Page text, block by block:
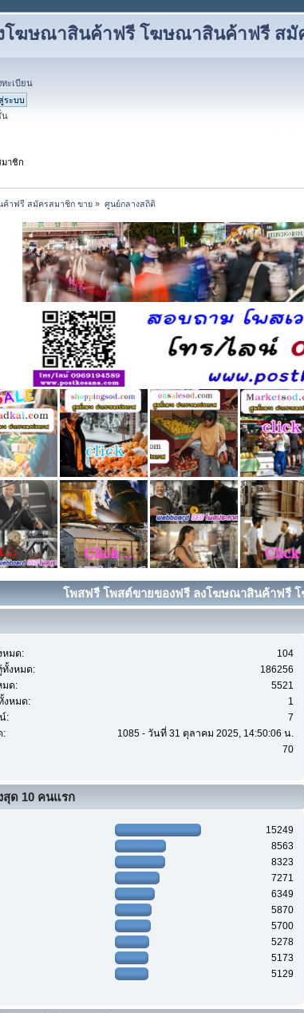
โฆษณาสินค้าฟรี โฆษณาสินค้าฟรี สมั
ทะเบียน
น
าชิก
าฟรี สมัครสมาชิก ขาย » ศูนย์กลางสถิติ
โพสฟรี โพสต์ขายของฟรี ลงโฆษณาสินค้าฟรี
หมด:
104
งหมด:
186256
มด:
5521
งหมด:
1
:
7
:
1085 - วันที่ 31 ตุลาคม 2025, 14:50:06 น.
70
สุด 10 คนแรก
15249
8563
8323
7271
6349
5870
5700
5278
5173
5129